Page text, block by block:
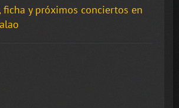
ficha y próximos conciertos en